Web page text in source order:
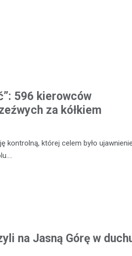
596 kierowców
za kółkiem
kontrolną, której celem było ujawnienie
na Jasną Górę w